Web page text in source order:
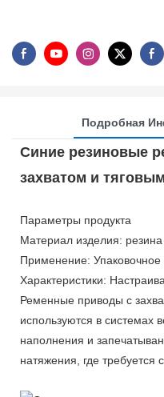
Подробная
Синие резиновые
захватом и
Параметры продукта
Материал изделия: резина
Применение: Упаковочное
Характеристики:
Ременные приводы с
используются в системах
наполнения и
натяжения, где требуется